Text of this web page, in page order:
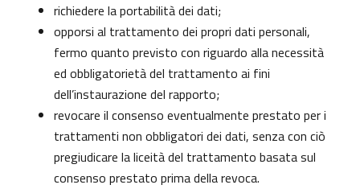
richiedere la portabilità dei dati;
opporsi al trattamento dei propri dati personali,
fermo quanto previsto con riguardo alla necessità
ed obbligatorietà del trattamento ai fini
dell’instaurazione del rapporto;
revocare il consenso eventualmente prestato per i
trattamenti non obbligatori dei dati, senza con ciò
pregiudicare la liceità del trattamento basata sul
consenso prestato prima della revoca.